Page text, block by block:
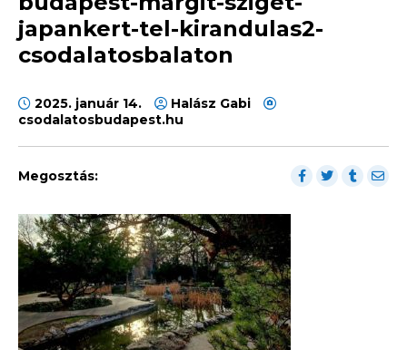
japankert-tel-kirandulas2-
csodalatosbalaton
2025. január 14.
Halász Gabi
csodalatosbudapest.hu
Megosztás: